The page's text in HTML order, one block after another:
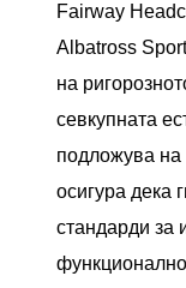
Fairway
Albatross
на
севкупната
подложува на
осигура дека
стандарди за